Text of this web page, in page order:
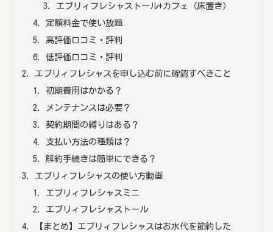
エブリィフレシャストール+カフェ（床置き）
定額料金で使い放題
高評価口コミ・評判
低評価口コミ・評判
エブリィフレシャスを申し込む前に確認すべきこと
初期費用はかかる？
メンテナンスは必要？
契約期間の縛りはある？
支払い方法の種類は？
解約手続きは簡単にできる？
エブリィフレシャスの使い方動画
エブリィフレシャスミニ
エブリィフレシャストール
【まとめ】エブリィフレシャスはお水代を節約した